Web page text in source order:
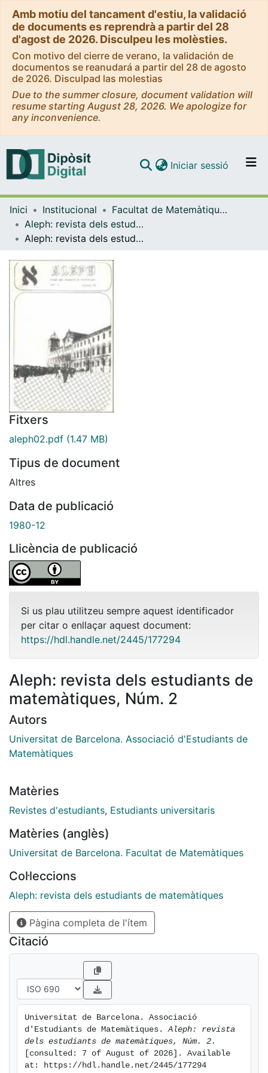
Amb motiu del tancament d'estiu, la validació
de documents es reprendrà a partir del 28
d'agost de 2026. Disculpeu les molèsties.
Con motivo del cierre de verano, la validación de
documentos se reanudará a partir del 28 de agosto
de 2026. Disculpad las molestias
Due to the summer closure, document validation will
resume starting August 28, 2026. We apologize for
any inconvenience.
Navega per tot el DD
Com publicar
Iniciar sessió (current)
Inici Institucional
Facultat de Matemàtiques i Informàtica
Aleph: revista dels estudiants de matemàtiques
Aleph: revista dels estudiants de matemàtiques, Núm. 2
Fitxers
aleph02.pdf (1.47 MB)
Tipus de document
Altres
Data de publicació
1980-12
Llicència de publicació
Si us plau utilitzeu sempre aquest identificador
per citar o enllaçar aquest document:
https://hdl.handle.net/2445/177294
Aleph: revista dels estudiants de
matemàtiques, Núm. 2
Autors
Universitat de Barcelona. Associació d'Estudiants de
Matemàtiques
Matèries
Revistes d'estudiants, Estudiants universitaris
Matèries (anglès)
Universitat de Barcelona. Facultat de Matemàtiques
Col·leccions
Aleph: revista dels estudiants de matemàtiques
Pàgina completa de l'ítem
Citació
Universitat de Barcelona. Associació
d'Estudiants de Matemàtiques. Aleph: revista
dels estudiants de matemàtiques, Núm. 2.
[consulted: 7 of August of 2026]. Available
at: https://hdl.handle.net/2445/177294